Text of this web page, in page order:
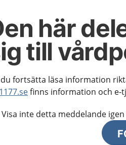
här
till
fortsätta läsa information
1177.sefinns information och e-
Visa inte detta meddelande
att du inte ser regionalt innehåll
Välj region